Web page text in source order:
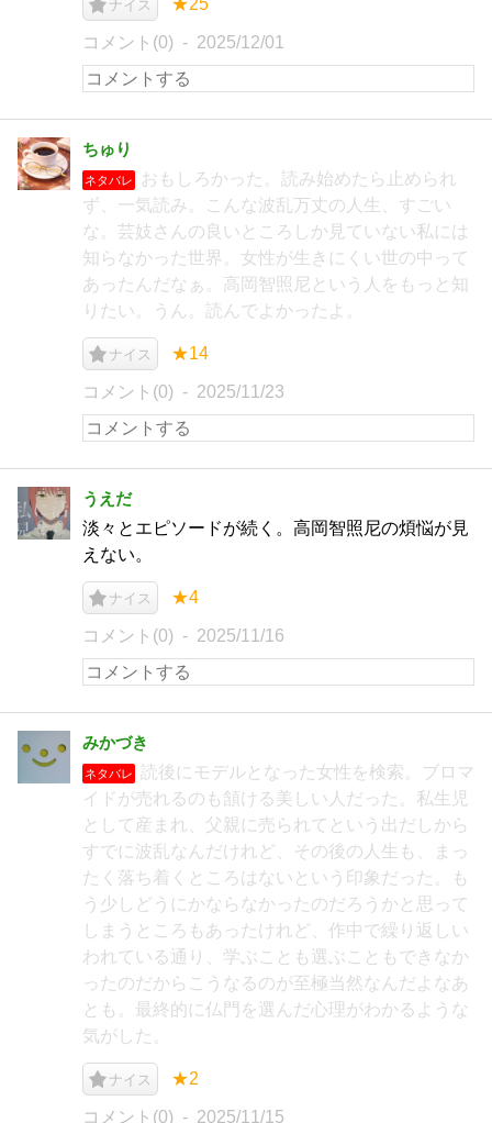
ナイス ★25
コメント(0) 2025/12/01
ちゅり
ネタバレ
‌おもしろかった。読み始めたら止められ
ず、一気読み。こんな波乱万丈の人生、すごい
な。芸妓さんの良いところしか見ていない私には
知らなかった世界。女性が生きにくい世の中って
あったんだなぁ。高岡智照尼という人をもっと知
りたい。うん。読んでよかったよ。
ナイス ★14
コメント(0) 2025/11/23
うえだ
淡々とエピソードが続く。高岡智照尼の煩悩が見
えない。
ナイス ★4
コメント(0) 2025/11/16
みかづき
ネタバレ
読後にモデルとなった女性を検索。ブロマ
イドが売れるのも頷ける美しい人だった。私生児
として産まれ、父親に売られてという出だしから
すでに波乱なんだけれど、その後の人生も、まっ
たく落ち着くところはないという印象だった。も
う少しどうにかならなかったのだろうかと思って
しまうところもあったけれど、作中で繰り返しい
われている通り、学ぶことも選ぶこともできなか
ったのだからこうなるのが至極当然なんだよなあ
とも。最終的に仏門を選んだ心理がわかるような
気がした。
ナイス ★2
コメント(0) 2025/11/15